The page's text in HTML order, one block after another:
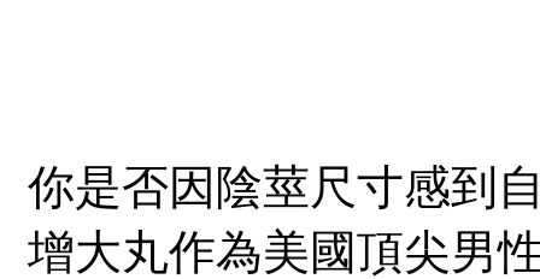
你是否因陰莖尺寸感到
增大丸作為美國頂尖男